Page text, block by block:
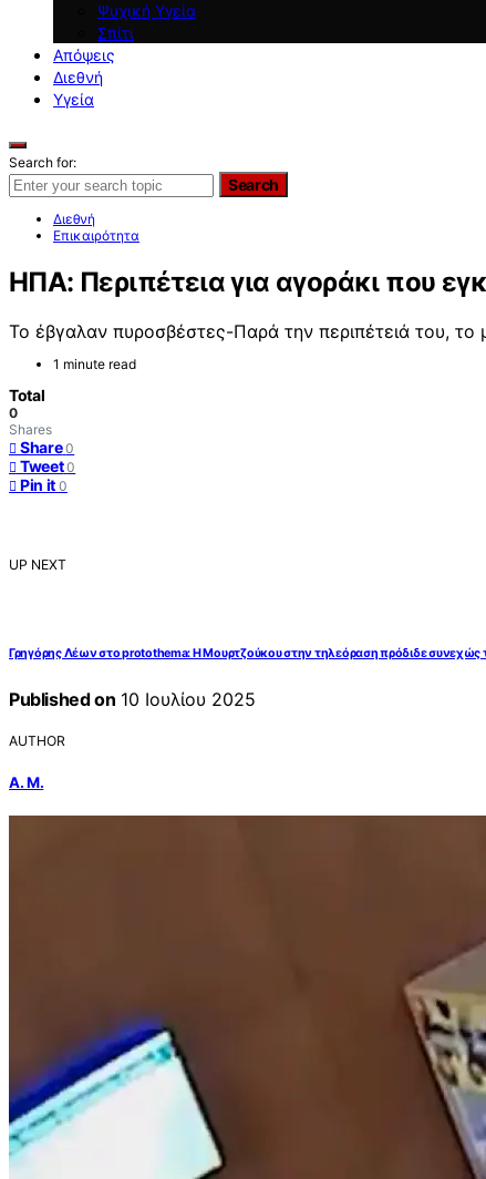
Ψυχική Υγεία
Σπίτι
Απόψεις
Διεθνή
Υγεία
Search for:
Search
Διεθνή
Επικαιρότητα
ΗΠΑ: Περιπέτεια για αγοράκι που
Το έβγαλαν πυροσβέστες-Παρά την περιπέτειά του, το
1 minute read
Total
0
Shares
Share 0
Tweet 0
Pin it 0
UP NEXT
Γρηγόρης Λέων στο protothema: Η Μουρτζούκου στην τηλεόραση πρόδιδε συνεχώς
Published on 10 Ιουλίου 2025
AUTHOR
Α. Μ.